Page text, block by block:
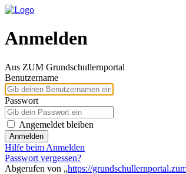
Anmelden
Aus ZUM Grundschullernportal
Benutzername
Passwort
Angemeldet bleiben
Anmelden
Hilfe beim Anmelden
Passwort vergessen?
Abgerufen von „https://